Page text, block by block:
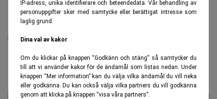
IP-adress, unika identifierare och beteendedata. Vår behandling av
personuppgifter sker med samtycke eller berättigat intresse som
laglig grund.
Dina val av kakor
Om du klickar på knappen “Godkänn och stäng” så samtycker du
till att vi använder kakor för de ändamål som listas nedan. Under
knappen “Mer information” kan du välja vilka ändamål du vill neka
eller godkänna. Du kan också välja vilka partners du vill godkänna
genom att klicka på knappen “visa våra partners”.
Chefredaktör och ansvarig utgivare för Realtid sedan
makro.
ANNONS